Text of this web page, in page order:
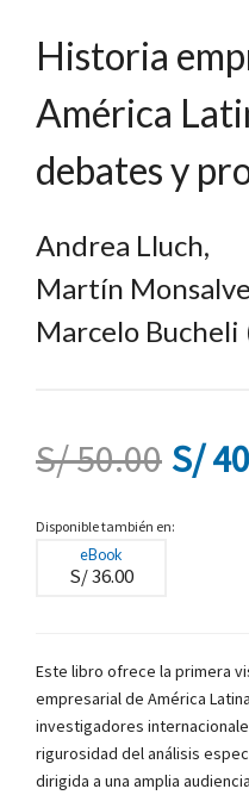
Historia
América
debates y
Andrea Lluch,
Martín
Marcelo Bucheli
S/50.00 El
precio
S/
S/
Disponible también en:
eBook
S/36.00
Este libro ofrece la primera
empresarial de América
investigadores
rigurosidad del análisis
dirigida a una amplia